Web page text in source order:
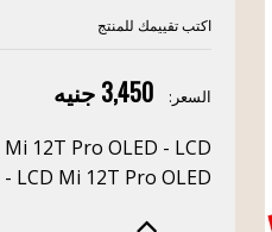
اكتب تقييمك للمنتج
السعر: 3,450 جنيه
12T Pro OLED - LCD
LCD Mi 12T Pro OLED